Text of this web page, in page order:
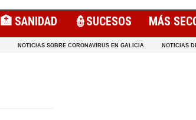
🏥 SANIDAD 👮SUCESOS MÁS
NOTICIAS SOBRE CORONAVIRUS EN GALICIA NOTICIAS